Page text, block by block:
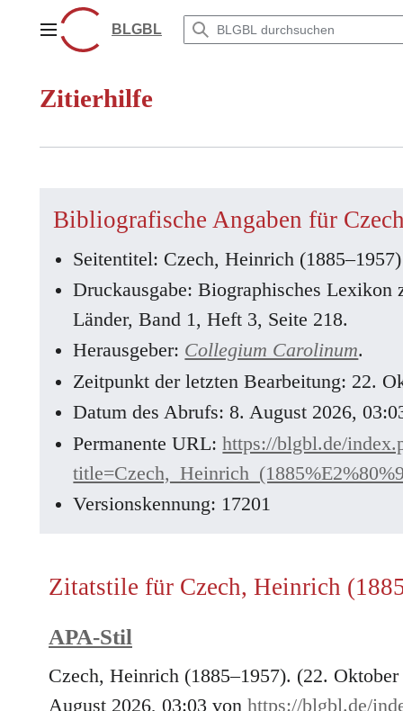
springenHauptmenüBLGBL
Zitierhilfe
Bibliografische Angaben für
Seitentitel: Czech, Heinrich (1885–1957)
Druckausgabe: Biographisches Lexikon
Länder, Band 1, Heft 3, Seite 218.
Herausgeber: Collegium Carolinum.
Zeitpunkt der letzten Bearbeitung: 22.
Datum des Abrufs: 8. August 2026,
Permanente URL:https://blgbl.de/
Versionskennung: 17201
Zitatstile für Czech, Heinrich
APA-Stil
Czech, Heinrich (1885–1957). (22.
August 2026, 03:03 von https://blgbl.de/